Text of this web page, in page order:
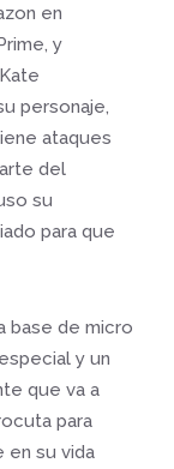
en
y
personaje,
ataques
del
su
para que
base de micro
y un
que va a
para
en su vida